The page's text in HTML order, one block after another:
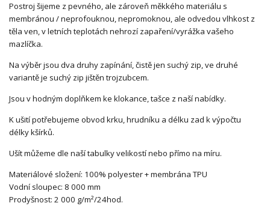
Postroj šijeme z pevného, ale zároveň měkkého materiálu s
membránou / neprofouknou, nepromoknou, ale odvedou vlhkost z
těla ven, v letních teplotách nehrozí zapaření/vyrážka vašeho
mazlíčka.
Na výběr jsou dva druhy zapínání, čistě jen suchý zip, ve druhé
variantě je suchý zip jištěn trojzubcem.
Jsou v hodným doplňkem ke klokance, tašce z naší nabídky.
K ušití potřebujeme obvod krku, hrudníku a délku zad k výpočtu
délky kšírků.
Ušít můžeme dle naší tabulky velikostí nebo přímo na míru.
Materiálové složení: 100% polyester + membrána TPU
Vodní sloupec: 8 000 mm
Prodyšnost: 2 000 g/m²/24hod.